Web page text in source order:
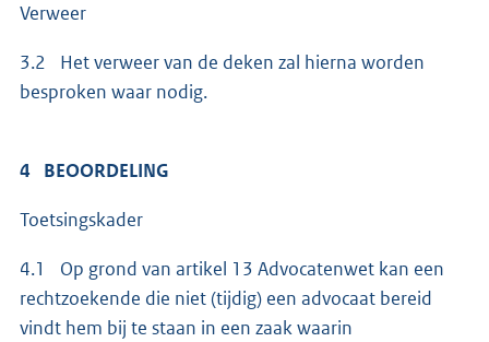
Verweer
3.2 Het verweer van de deken zal hierna worden
besproken waar nodig.
4 BEOORDELING
Toetsingskader
4.1 Op grond van artikel 13 Advocatenwet kan een
rechtzoekende die niet (tijdig) een advocaat bereid
vindt hem bij te staan in een zaak waarin